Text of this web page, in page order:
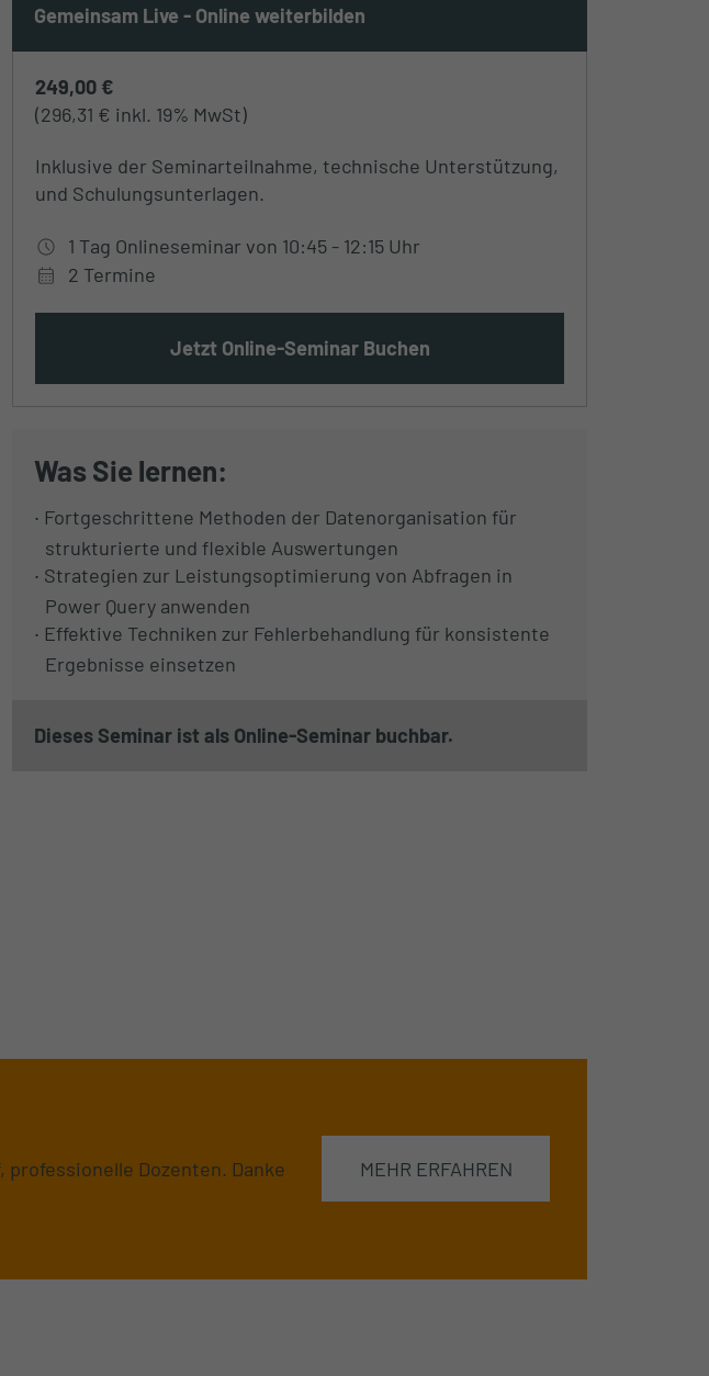
Gemeinsam Live - Online weiterbilden
249,00 €
(296,31 € inkl. 19% MwSt)
Inklusive der Seminarteilnahme, technische Unterstützung,
und Schulungsunterlagen.
1 Tag Onlineseminar von 10:45 - 12:15 Uhr
2 Termine
Jetzt Online-Seminar Buchen
Was Sie lernen:
Fortgeschrittene Methoden der Datenorganisation für
strukturierte und flexible Auswertungen
Strategien zur Leistungsoptimierung von Abfragen in
Power Query anwenden
Effektive Techniken zur Fehlerbehandlung für konsistente
Ergebnisse einsetzen
Dieses Seminar ist als Online-Seminar buchbar.
professionelle Dozenten. Danke MEHR ERFAHREN